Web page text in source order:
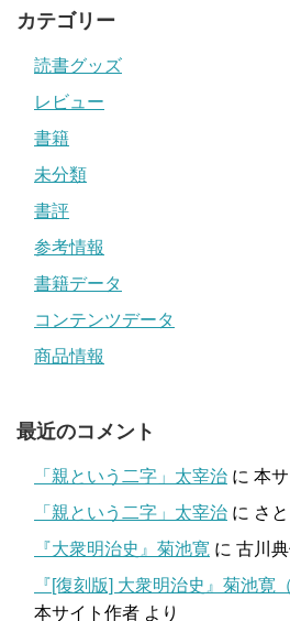
カテゴリー
読書グッズ
レビュー
書籍
未分類
書評
参考情報
書籍データ
コンテンツデータ
商品情報
最近のコメント
「親という二字」太宰治 に 本
「親という二字」太宰治 に さと
『大衆明治史』菊池寛 に 古川
『[復刻版] 大衆明治史』菊池寛
本サイト作者 より